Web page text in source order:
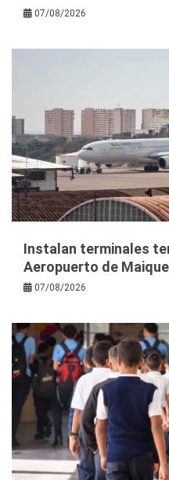
07/08/2026
Instalan terminales
Aeropuerto de
07/08/2026